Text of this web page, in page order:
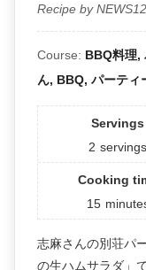
Recipe by
Course: BBQ料理,
ん, BBQ, パーティ
Servings
2 servings
Cooking
15
志麻さんの別荘パ
の生ハムサラダ」